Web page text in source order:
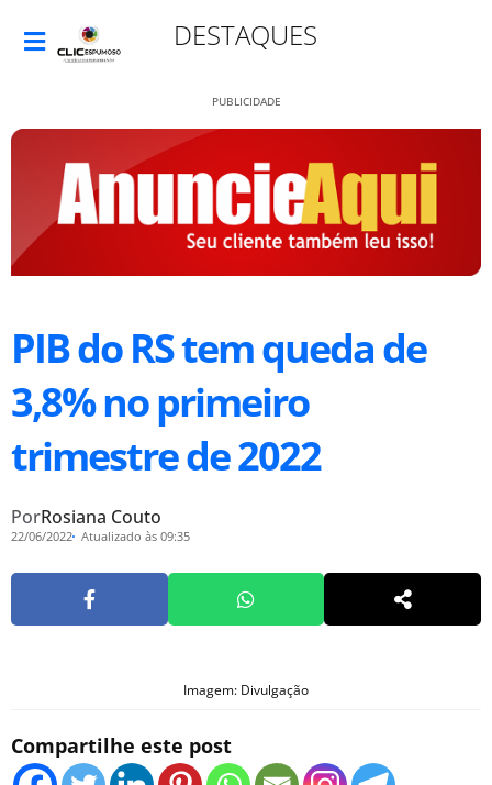
DESTAQUES
PUBLICIDADE
PIB do RS tem queda de
3,8% no primeiro
trimestre de 2022
PorRosiana Couto
22/06/2022 Atualizado às 09:35
Imagem: Divulgação
Compartilhe este post